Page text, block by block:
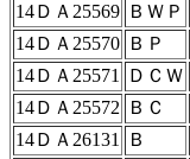
14ＤＡ25569 ＢＷＰ
14ＤＡ25570 ＢＰ
14ＤＡ25571
ＤＣＷ
14ＤＡ25572
ＢＣ
14ＤＡ26131
Ｂ